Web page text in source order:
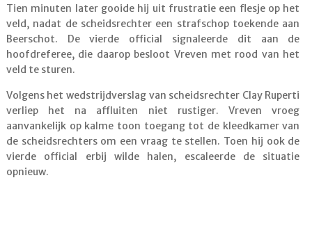
Tien minuten later gooide hij uit frustratie een flesje op het
veld, nadat de scheidsrechter een strafschop toekende aan
Beerschot. De vierde official signaleerde dit aan de
hoofdreferee, die daarop besloot Vreven met rood van het
veld te sturen.
Volgens het wedstrijdverslag van scheidsrechter Clay Ruperti
verliep het na affluiten niet rustiger. Vreven vroeg
aanvankelijk op kalme toon toegang tot de kleedkamer van
de scheidsrechters om een vraag te stellen. Toen hij ook de
vierde official erbij wilde halen, escaleerde de situatie
opnieuw.